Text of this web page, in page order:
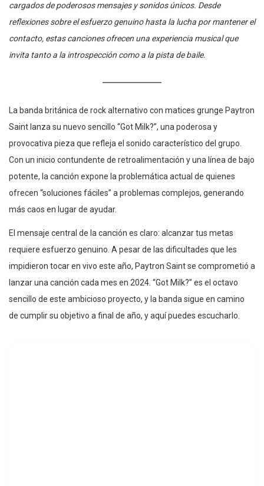
cargados de poderosos mensajes y sonidos únicos. Desde
reflexiones sobre el esfuerzo genuino hasta la lucha por mantener el
contacto, estas canciones ofrecen una experiencia musical que
invita tanto a la introspección como a la pista de baile.
La banda británica de rock alternativo con matices grunge Paytron
Saint lanza su nuevo sencillo “Got Milk?”, una poderosa y
provocativa pieza que refleja el sonido característico del grupo.
Con un inicio contundente de retroalimentación y una línea de bajo
potente, la canción expone la problemática actual de quienes
ofrecen “soluciones fáciles” a problemas complejos, generando
más caos en lugar de ayudar.
El mensaje central de la canción es claro: alcanzar tus metas
requiere esfuerzo genuino. A pesar de las dificultades que les
impidieron tocar en vivo este año, Paytron Saint se comprometió a
lanzar una canción cada mes en 2024. “Got Milk?” es el octavo
sencillo de este ambicioso proyecto, y la banda sigue en camino
de cumplir su objetivo a final de año, y aquí puedes escucharlo.